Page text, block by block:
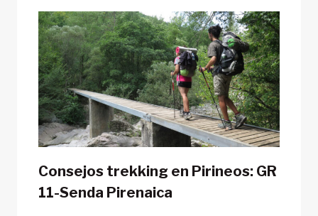
LA
GR11
CON
TIENDA
DE
CAMPAÑA?
Consejos trekking en Pirineos: GR
11-Senda Pirenaica